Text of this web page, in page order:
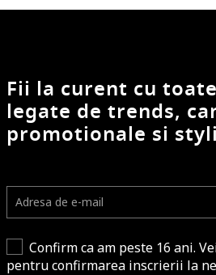
Fii la curent cu
legate de trends,
promotionale si
Confirm ca am peste 16 ani.
pentru confirmarea inscrierii la